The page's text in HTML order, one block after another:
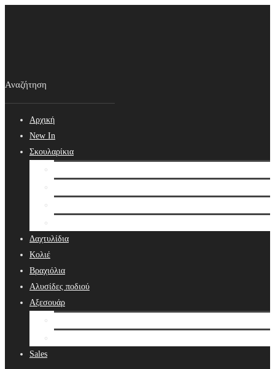
Αρχική
New In
Σκουλαρίκια
Δαχτυλίδια
Κολιέ
Βραχιόλια
Αλυσίδες ποδιού
Αξεσουάρ
Sales